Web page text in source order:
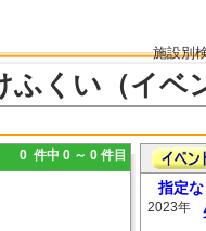
施設別
ふくい（イベ
0 件中 0 ～ 0 件目
指定
2023年